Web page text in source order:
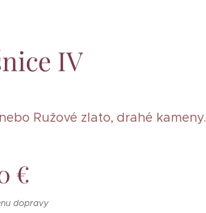
IV
Ružové zlato, drahé kameny.
€
dopravy